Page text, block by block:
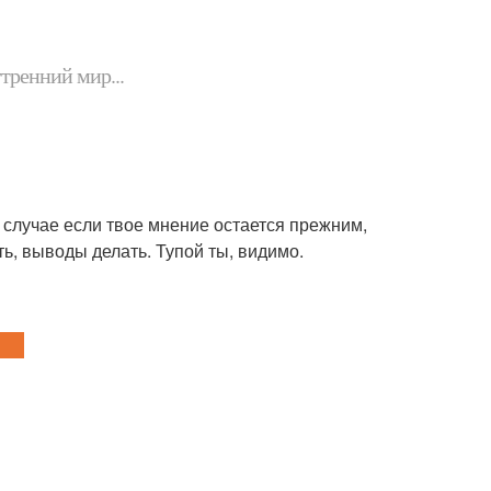
мир...
если твое мнение остается прежним,
выводы делать. Тупой ты, видимо.